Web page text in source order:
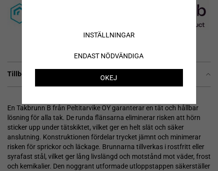
Tillbehör
En Takbrunn B från Peltitarvike OY garanterar en tät och hållbar
lösning för alla tak. De runda flänsarna eliminerar risken att hörn
sticker upp under tätskiktet, vilket ger en helt slät och säker
anslutning. Konstruktionen fördelar trycket jämnt och minimerar
risken för sprickor och läckage. Brunnarna tillverkas i rostfritt eller
syrafast stål, vilket ger lång livslängd och motstånd mot väder, frost
och kemikalier. Den noggrant utformade utloppstappen säkerställer
INSTÄLLNINGAR
ENDAST NÖDVÄNDIGA
OKEJ